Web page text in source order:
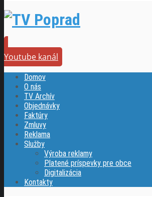
Youtube kanál
Domov
O nás
TV Archív
Objednávky
Faktúry
Zmluvy
Reklama
Služby
Výroba reklamy
Platené príspevky pre obce
Digitalizácia
Kontakty